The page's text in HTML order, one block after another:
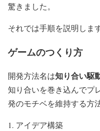
驚きました。
それでは手順を説明します
ゲームのつくり方
開発方法名は知り合い駆
知り合いを巻き込んでプ
発のモチベを維持する方
アイデア構築